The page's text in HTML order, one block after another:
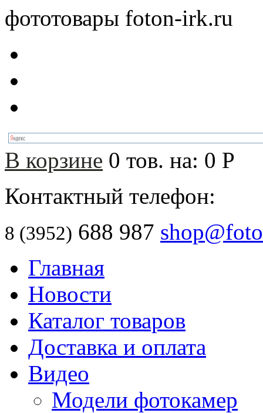
фототовары foton-irk.ru
В корзине 0 тов. на: 0 Р
Контактный телефон:
8 (3952) 688 987
Главная
Новости
Каталог товаров
Доставка и оплата
Видео
Модели фотокамер